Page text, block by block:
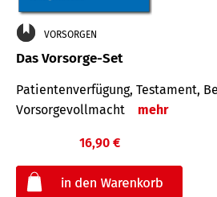
VORSORGEN
Das Vorsorge-Set
Patienten­ver­fügung, Testa­ment,
Vor­sorge­voll­macht
mehr
16,90 €